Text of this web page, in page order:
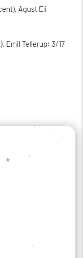
Agust Eli
Emil Tellerup: 3/17